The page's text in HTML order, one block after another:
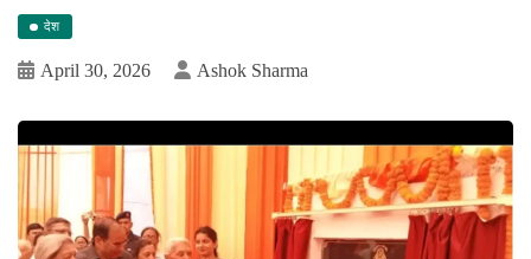
देश
April 30, 2026 Ashok Sharma